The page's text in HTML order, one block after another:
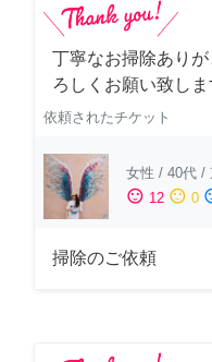
丁寧なお掃除あり
ろしくお願い致しま
依頼されたチケット
女性 / 40代 /
sentiment_satisfied 12 sentiment_neutral 0
掃除のご依頼